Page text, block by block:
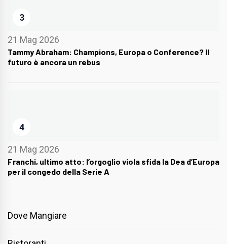
3
21 Mag 2026
Tammy Abraham: Champions, Europa o Conference? Il
futuro è ancora un rebus
4
21 Mag 2026
Franchi, ultimo atto: l’orgoglio viola sfida la Dea d’Europa
per il congedo della Serie A
Dove Mangiare